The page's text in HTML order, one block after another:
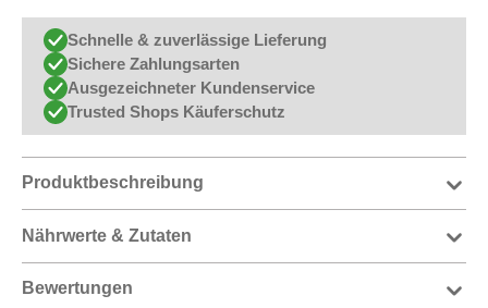
Schnelle & zuverlässige Lieferung
Sichere Zahlungsarten
Ausgezeichneter Kundenservice
Trusted Shops Käuferschutz
Produktbeschreibung
Nährwerte & Zutaten
Bewertungen